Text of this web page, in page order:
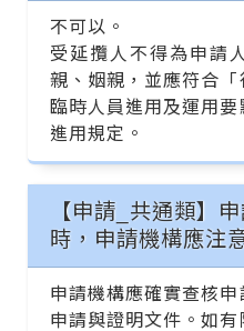
不可以。
受延攬人不得為申請
親、姻親，並應符合
臨時人員進用及運用
進用規定。
【申請_共通類】
時，申請機構應注
申請機構應確實查核
申請與證明文件。如